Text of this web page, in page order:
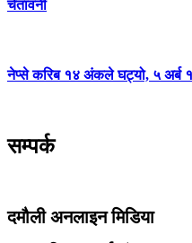
चेतावनी
नेप्से करिब १४ अंकले घट्यो, ५ अर्ब
सम्पर्क
दमौली अनलाइन मिडिया